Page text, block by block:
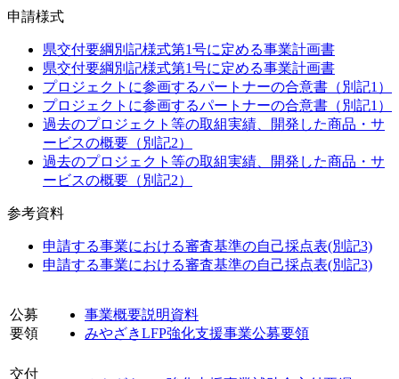
申請様式
県交付要綱別記様式第1号に定める事業計画書
県交付要綱別記様式第1号に定める事業計画書
プロジェクトに参画するパートナーの合意書（別記1）
プロジェクトに参画するパートナーの合意書（別記1）
過去のプロジェクト等の取組実績、開発した商品・サ
ービスの概要（別記2）
過去のプロジェクト等の取組実績、開発した商品・サ
ービスの概要（別記2）
参考資料
申請する事業における審査基準の自己採点表(別記3)
申請する事業における審査基準の自己採点表(別記3)
公募
要領
事業概要説明資料
みやざきLFP強化支援事業公募要領
交付